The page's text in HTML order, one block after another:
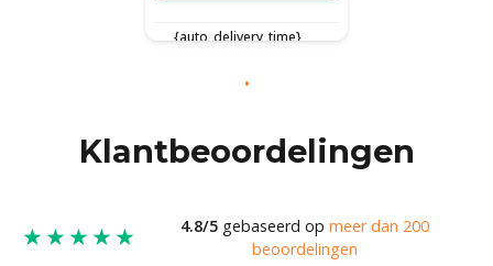
{auto_delivery_time}
Klantbeoordelingen
★★★★★ 4.8/5gebaseerd op meer dan 200
beoordelingen